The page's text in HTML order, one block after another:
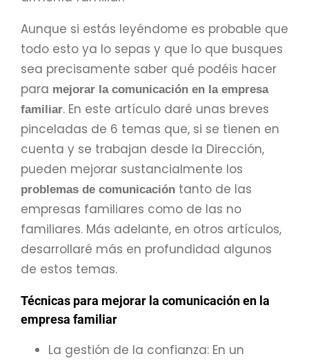
Aunque si estás leyéndome es probable que
todo esto ya lo sepas y que lo que busques
sea precisamente saber qué podéis hacer
para mejorar la comunicación en la empresa
familiar. En este artículo daré unas breves
pinceladas de 6 temas que, si se tienen en
cuenta y se trabajan desde la Dirección,
pueden mejorar sustancialmente los
problemas de comunicación tanto de las
empresas familiares como de las no
familiares. Más adelante, en otros artículos,
desarrollaré más en profundidad algunos
de estos temas.
Técnicas para mejorar la comunicación en la
empresa familiar
La gestión de la confianza: En un